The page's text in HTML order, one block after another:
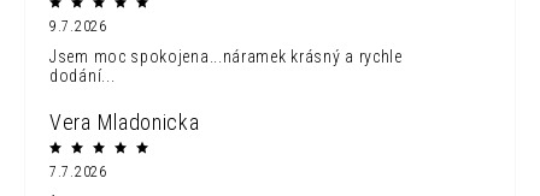
9.7.2026
Jsem moc spokojena...náramek krásný a rychle
dodání...
Vera Mladonicka
7.7.2026